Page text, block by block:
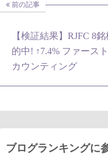
前の記事
【検証結果】RJFC 8銘
的中! ↑7.4% ファース
カウンティング
ブログランキングに